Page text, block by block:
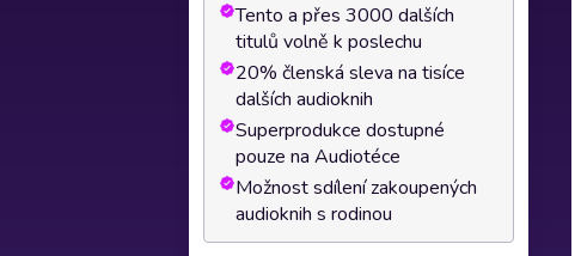
Tento a přes 3000 dalších
titulů volně k poslechu
20% členská sleva na tisíce
dalších audioknih
Superprodukce dostupné
pouze na Audiotéce
Možnost sdílení zakoupených
audioknih s rodinou